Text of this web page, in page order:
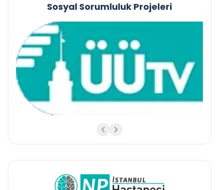
Sosyal Sorumluluk Projeleri